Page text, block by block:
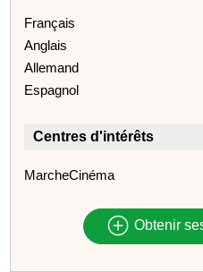
Français
Anglais
Allemand
Espagnol
Centres d'intérêts
MarcheCinéma
Obtenir